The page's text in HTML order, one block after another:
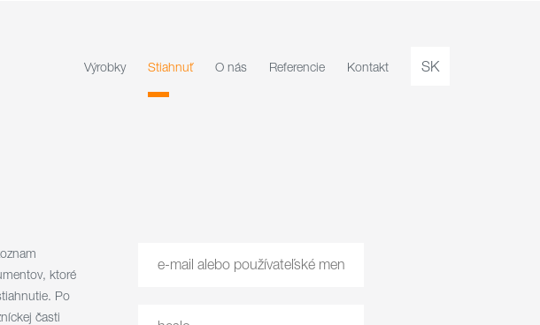
Výrobky Stiahnuť O nás Referencie Kontakt SK
ktoré
Po
časti